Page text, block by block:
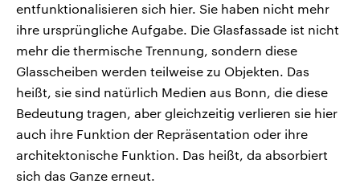
entfunktionalisieren sich hier. Sie haben nicht mehr
ihre ursprüngliche Aufgabe. Die Glasfassade ist nicht
mehr die thermische Trennung, sondern diese
Glasscheiben werden teilweise zu Objekten. Das
heißt, sie sind natürlich Medien aus Bonn, die diese
Bedeutung tragen, aber gleichzeitig verlieren sie hier
auch ihre Funktion der Repräsentation oder ihre
architektonische Funktion. Das heißt, da absorbiert
sich das Ganze erneut.